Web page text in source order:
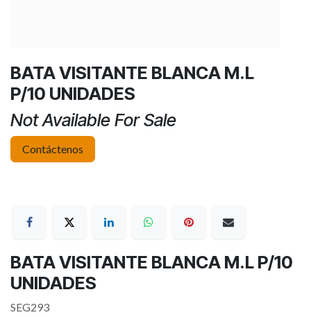
BATA VISITANTE BLANCA M.L
P/10 UNIDADES
Not Available For Sale
Contáctenos
BATA VISITANTE BLANCA M.L P/10
UNIDADES
SEG293